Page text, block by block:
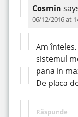
Cosmin
06/12/2016 at
Am
sistemul
pana in
De placa
Răspunde